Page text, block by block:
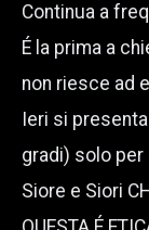
Continua a
É la prima a
non riesce ad
Ieri si
gradi) solo
Siore e Siori